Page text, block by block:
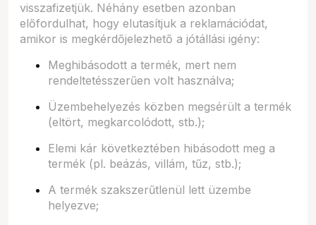
visszafizetjük. Néhány esetben azonban
előfordulhat, hogy elutasítjuk a reklamációdat,
amikor is megkérdőjelezhető a jótállási igény:
Meghibásodott a termék, mert nem
rendeltetésszerűen volt használva;
Üzembehelyezés közben megsérült a termék
(eltört, megkarcolódott, stb.);
Elemi kár következtében hibásodott meg a
termék (pl. beázás, villám, tűz, stb.);
A termék szakszerűtlenül lett üzembe
helyezve;